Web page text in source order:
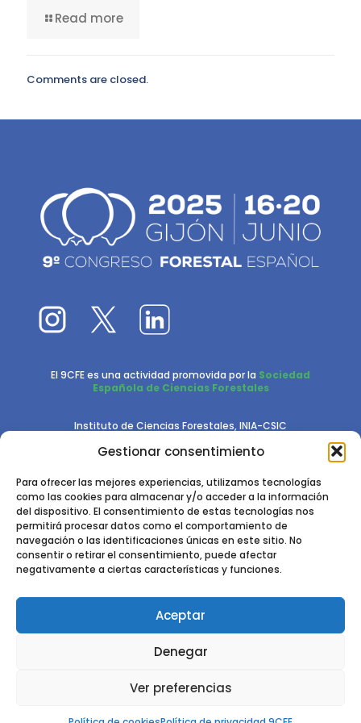
Gestionar consentimiento
Para ofrecer las mejores experiencias, utilizamos tecnologías
como las cookies para almacenar y/o acceder a la información
del dispositivo. El consentimiento de estas tecnologías nos
permitirá procesar datos como el comportamiento de
navegación o las identificaciones únicas en este sitio. No
consentir o retirar el consentimiento, puede afectar
negativamente a ciertas características y funciones.
Aceptar
Denegar
Ver preferencias
Read more
Comments are closed.
El 9CFE es una actividad promovida por la Sociedad
Española de Ciencias Forestales
Instituto de Ciencias Forestales, INIA-CSIC
Ctra. de la Coruña km 7,5 - 28040 Madrid
2024 - 2025 © CONGRESO FORESTAL ESPAÑOL. TODOS LOS
CESEFOR.POLÍTICA DE PRIVACIDAD. POLÍTICA DE COOKIES. AVISO